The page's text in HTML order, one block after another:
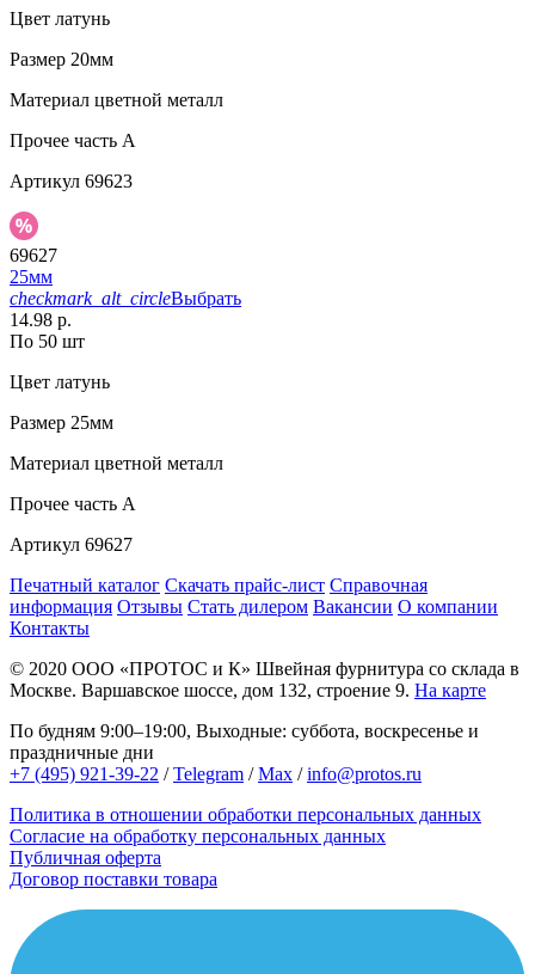
Цвет латунь
Размер 20мм
Материал цветной металл
Прочее часть A
Артикул 69623
69627
25мм
checkmark_alt_circleВыбрать
14.98 р.
По 50 шт
Цвет латунь
Размер 25мм
Материал цветной металл
Прочее часть A
Артикул 69627
Печатный каталог Скачать прайс-лист Справочная
информация Отзывы Стать дилером Вакансии О компании
Контакты
© 2020 ООО «ПРОТОС и К» Швейная фурнитура со склада в
Москве. Варшавское шоссе, дом 132, строение 9. На карте
По будням 9:00–19:00, Выходные: суббота, воскресенье и
праздничные дни
+7 (495) 921-39-22 /Telegram /Max /info@protos.ru
Политика в отношении обработки персональных данных
Согласие на обработку персональных данных
Публичная оферта
Договор поставки товара